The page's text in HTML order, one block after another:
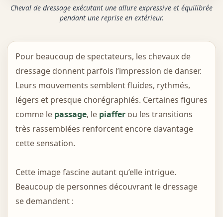
Cheval de dressage exécutant une allure expressive et équilibrée
pendant une reprise en extérieur.
Pour beaucoup de spectateurs, les chevaux de
dressage donnent parfois l’impression de danser.
Leurs mouvements semblent fluides, rythmés,
légers et presque chorégraphiés. Certaines figures
comme le passage, le piafferou les transitions
très rassemblées renforcent encore davantage
cette sensation.
Cette image fascine autant qu’elle intrigue.
Beaucoup de personnes découvrant le dressage
se demandent :